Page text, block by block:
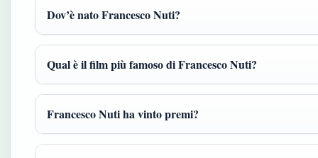
Dov’è nato Francesco Nuti?
Qual è il film più famoso di Francesco Nuti?
Francesco Nuti ha vinto premi?